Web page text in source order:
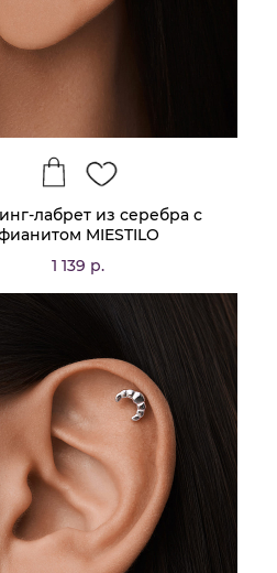
лабрет из серебра с
MIESTILO
1 139 р.